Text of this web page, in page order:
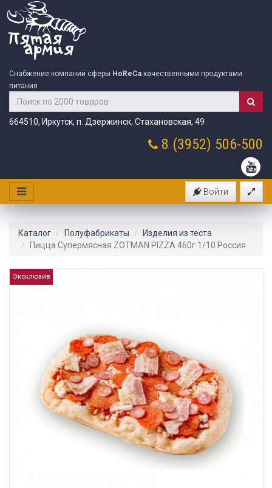
Снабжение компаний сферы HoReCa качественными продуктами
питания
664510, Иркутск, п. Дзержинск, Стахановская, 49
8 (3952) 506-500
Войти
Каталог Полуфабрикаты
Изделия из теста
Пицца Супермясная ZOTMAN PIZZA 460г 1/10 Россия
Эксклюзив